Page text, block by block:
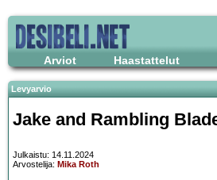
Arviot Haastattelut
Levyarvio
Jake and Rambling
Julkaistu: 14.11.2024
Arvostelija: Mika Roth